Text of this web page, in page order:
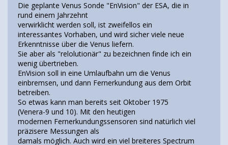
Die geplante Venus Sonde "EnVision" der ESA, die in
rund einem Jahrzehnt
verwirklicht werden soll, ist zweifellos ein
interessantes Vorhaben, und wird sicher viele neue
Erkenntnisse über die Venus liefern.
Sie aber als "relolutionär" zu bezeichnen finde ich ein
wenig übertrieben.
EnVision soll in eine Umlaufbahn um die Venus
einbremsen, und dann Fernerkundung aus dem Orbit
betreiben.
So etwas kann man bereits seit Oktober 1975
(Venera-9 und 10). Mit den heutigen
modernen Fernerkundungssensoren sind natürlich viel
präzisere Messungen als
damals möglich. Auch wird ein viel breiteres Spectrum